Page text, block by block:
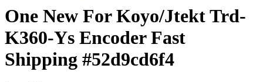
One New For Koyo/Jtekt Trd-
K360-Ys Encoder Fast
Shipping #52d9cd6f4